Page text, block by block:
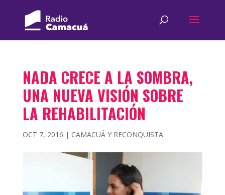
NADA CRECE A LA SOMBRA,
UNA NUEVA VISIÓN SOBRE
LA REHABILITACIÓN
OCT 7, 2016 | CAMACUÁ Y RECONQUISTA